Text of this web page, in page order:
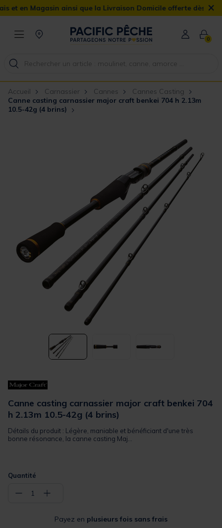
Magasin ainsi que la Livraison Domicile offerte dès 90€ ×
0
Accueil Carnassier Cannes
Cannes Casting
Canne casting carnassier major craft benkei 704 h 2.13m
10.5-42g (4 brins)
Canne casting carnassier major craft benkei 704
h 2.13m 10.5-42g (4 brins)
Détails du produit : Légère, maniable et bénéficiant d'une très
bonne résonance, la canne casting Maj...
Quantité
− 1 +
Payez en plusieurs fois sans frais